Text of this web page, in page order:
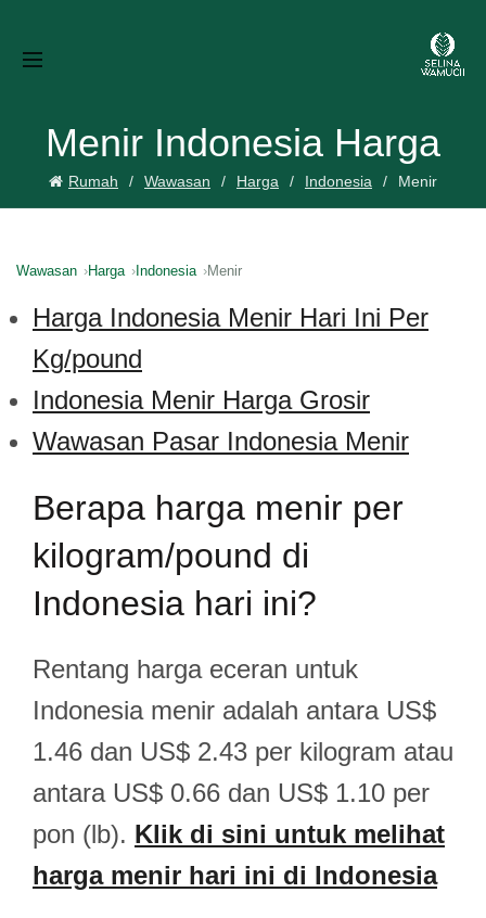
Menir Indonesia Harga
Rumah Wawasan Harga Indonesia Menir
Wawasan Harga Indonesia Menir
Harga Indonesia Menir Hari Ini Per
Kg/pound
Indonesia Menir Harga Grosir
Wawasan Pasar Indonesia Menir
Berapa harga menir per
kilogram/pound di
Indonesia hari ini?
Rentang harga eceran untuk
Indonesia menir adalah antara US$
1.46 dan US$ 2.43 per kilogram atau
antara US$ 0.66 dan US$ 1.10 per
pon (lb). Klik di sini untuk melihat
harga menir hari ini di Indonesia